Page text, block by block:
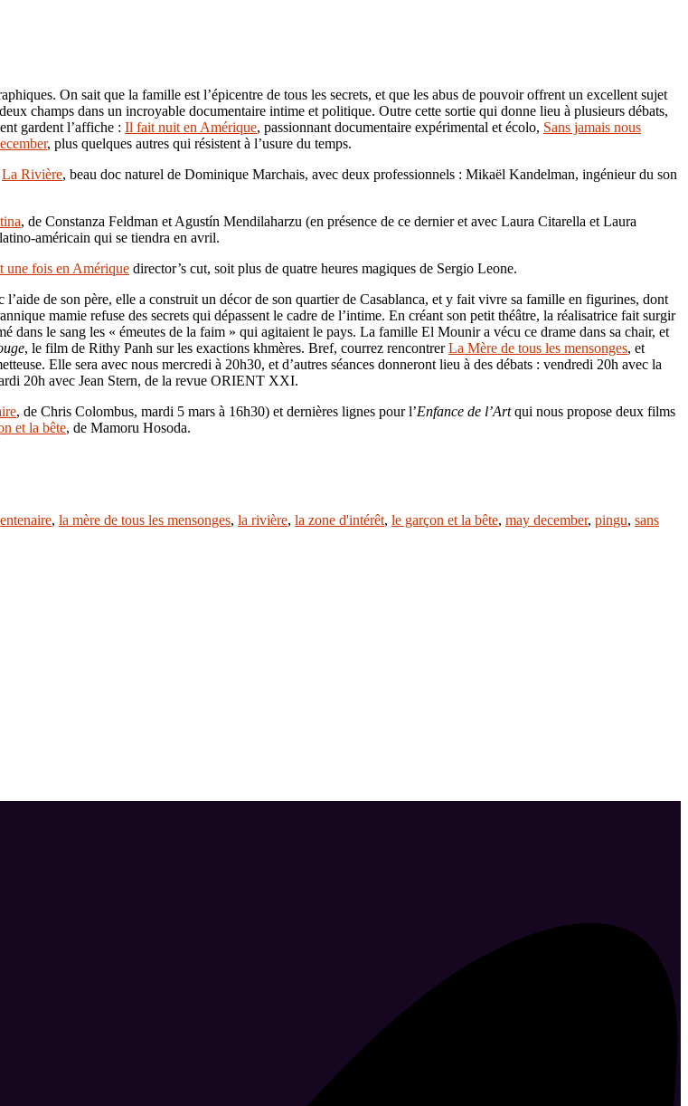
On sait que la famille est l’épicentre de tous les secrets, et que les abus de pouvoir offrent un excellent sujet
champs dans un incroyable documentaire intime et politique. Outre cette sortie qui donne lieu à plusieurs débats,
gardent l’affiche : Il fait nuit en Amérique, passionnant documentaire expérimental et écolo, Sans jamais nous
, plus quelques autres qui résistent à l’usure du temps.
La Rivière, beau doc naturel de Dominique Marchais, avec deux professionnels : Mikaël Kandelman, ingénieur du son
, de Constanza Feldman et Agustín Mendilaharzu (en présence de ce dernier et avec Laura Citarella et Laura
américain qui se tiendra en avril.
une fois en Amérique director’s cut, soit plus de quatre heures magiques de Sergio Leone.
de son père, elle a construit un décor de son quartier de Casablanca, et y fait vivre sa famille en figurines, dont
mamie refuse des secrets qui dépassent le cadre de l’intime. En créant son petit théâtre, la réalisatrice fait surgir
dans le sang les « émeutes de la faim » qui agitaient le pays. La famille El Mounir a vécu ce drame dans sa chair, et
, le film de Rithy Panh sur les exactions khmères. Bref, courrez rencontrerLa Mère de tous les mensonges, et
Elle sera avec nous mercredi à 20h30, et d’autres séances donneront lieu à des débats : vendredi 20h avec la
20h avec Jean Stern, de la revue ORIENT XXI.
, de Chris Colombus, mardi 5 mars à 16h30) et dernières lignes pour l’Enfance de l’Artqui nous propose deux films
et la bête, de Mamoru Hosoda.
, la mère de tous les mensonges, la rivière, la zone d'intérêt, le garçon et la bête, may december, pingu, sans